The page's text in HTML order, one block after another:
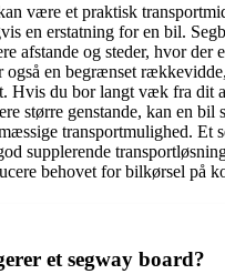
være et praktisk
en erstatning for en bil.
afstande og steder, hvor der
også en begrænset
Hvis du bor langt væk fra dit
større genstande, kan en bil
transportmulighed. Et
supplerende
behovet for bilkørsel på
et segway board?